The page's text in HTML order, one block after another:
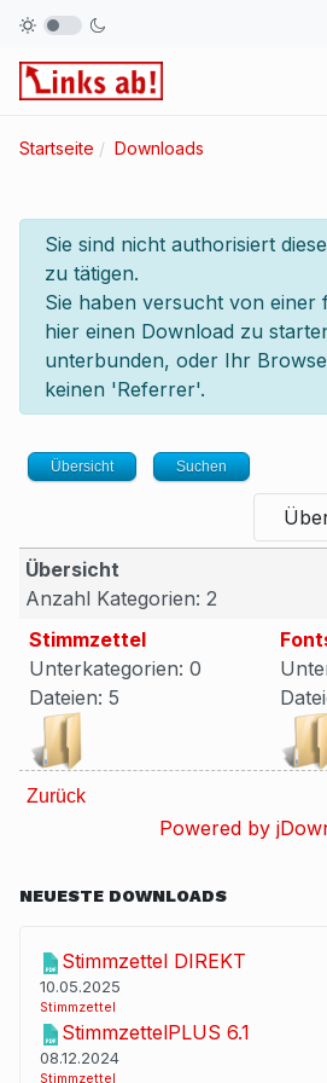
Startseite Downloads
info
Sie sind nicht authorisiert
zu tätigen.
Sie haben versucht von einer
hier einen Download zu
unterbunden, oder Ihr
keinen 'Referrer'.
Übersicht Suchen
Übersicht
Anzahl Kategorien: 2
Stimmzettel
Unterkategorien: 0
Dateien: 5
Zurück
Powered by
NEUESTE DOWNLOADS
Stimmzettel DIREKT
10.05.2025
Stimmzettel
StimmzettelPLUS 6.1
08.12.2024
Stimmzettel